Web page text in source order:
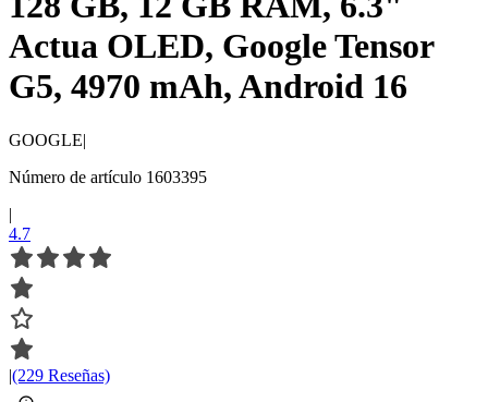
Actua OLED, Google Tensor
G5, 4970 mAh, Android 16
GOOGLE|
Número de artículo 1603395
|
4.7
|(229 Reseñas)